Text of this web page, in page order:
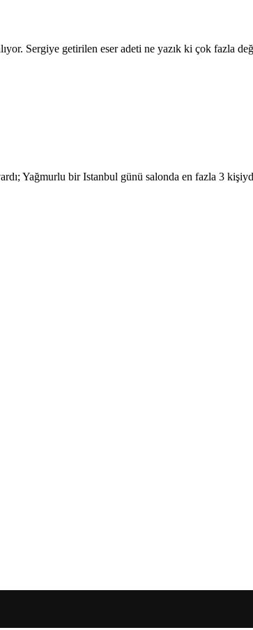
Sergiye getirilen eser adeti ne yazık ki çok fazla
Yağmurlu bir Istanbul günü salonda en fazla 3